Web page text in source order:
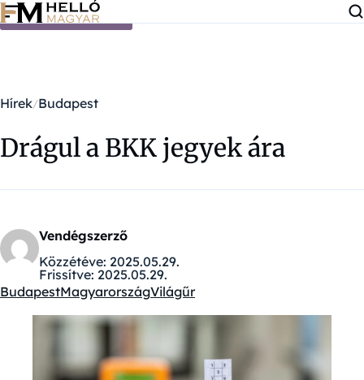
Ugrás a tartalomra
Hírek Budapest
Drágul a BKK jegyek ára
Vendégszerző
Közzétéve: 2025.05.29.
Frissítve: 2025.05.29.
Kategóriák:
BudapestMagyarországVilágűr